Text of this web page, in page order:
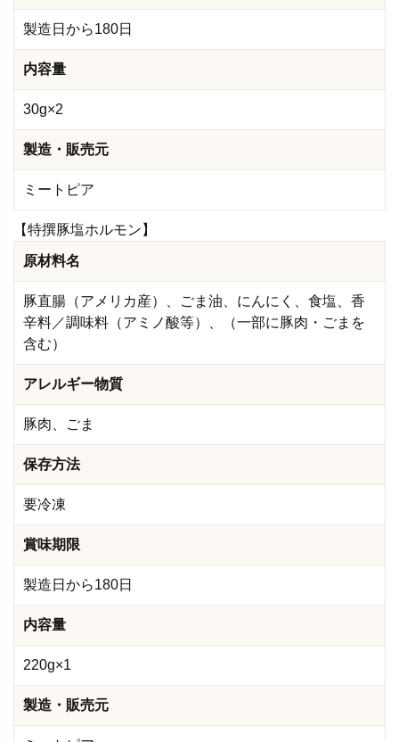
製造日から180日
内容量
30g×2
製造・販売元
ミートピア
【特撰豚塩ホルモン】
原材料名
豚直腸（アメリカ産）、ごま油、にんにく、食塩、香
辛料／調味料（アミノ酸等）、（一部に豚肉・ごまを
含む）
アレルギー物質
豚肉、ごま
保存方法
要冷凍
賞味期限
製造日から180日
内容量
220g×1
製造・販売元